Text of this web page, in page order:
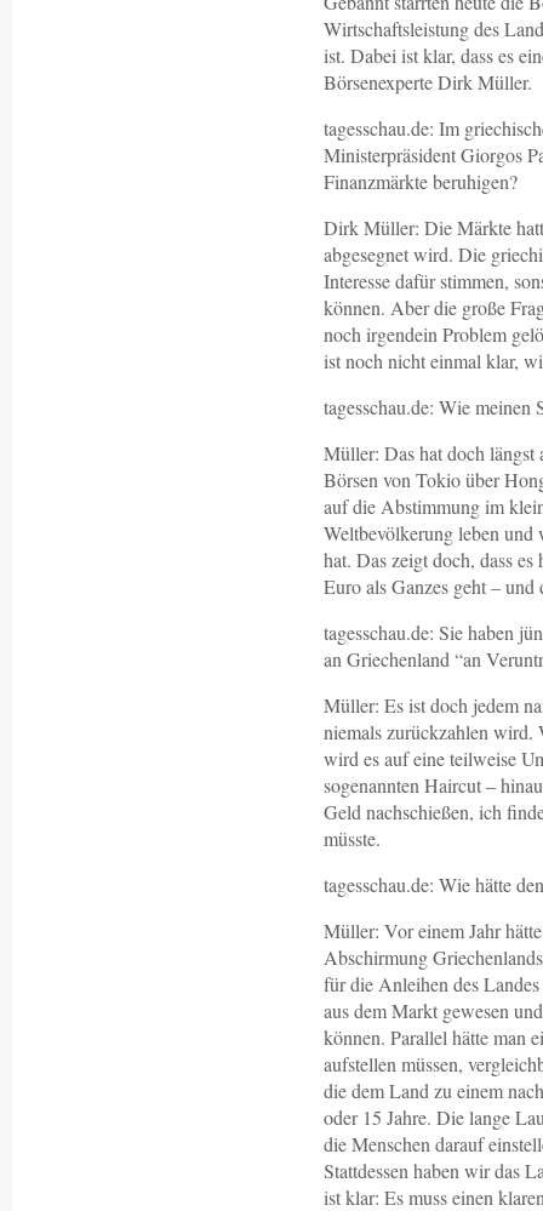
Wirtschaftsleistung des
ist. Dabei ist klar, dass es
Börsenexperte Dirk Müller.
tagesschau.de: Im
Ministerpräsident Giorgos
Finanzmärkte beruhigen?
Dirk Müller: Die Märkte
abgesegnet wird. Die
Interesse dafür stimmen,
können. Aber die große
noch irgendein Problem
ist noch nicht einmal klar,
tagesschau.de: Wie meinen
Müller: Das hat doch längst
Börsen von Tokio über
auf die Abstimmung im
Weltbevölkerung leben und
hat. Das zeigt doch, dass
Euro als Ganzes geht –
tagesschau.de: Sie haben
an Griechenland “an
Müller: Es ist doch jedem
niemals zurückzahlen wird.
wird es auf eine teilweise
sogenannten Haircut –
Geld nachschießen, ich
müsste.
tagesschau.de: Wie hätte
Müller: Vor einem Jahr
Abschirmung
für die Anleihen des
aus dem Markt gewesen
können. Parallel hätte man
aufstellen müssen,
die dem Land zu einem
oder 15 Jahre. Die lange
die Menschen darauf
Stattdessen haben wir das
ist klar: Es muss einen